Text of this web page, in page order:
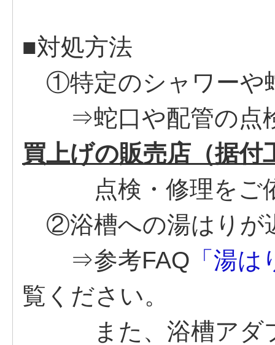
■対処方法
①特定のシャワーや
⇒蛇口や配管の点検
買上げの販売店（据付
点検・修理をご依
②浴槽への湯はりが
⇒参考FAQ 「湯
覧ください。
また、浴槽アダプ